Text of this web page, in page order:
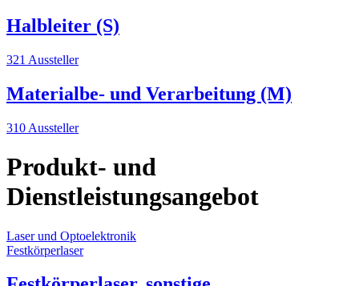
Halbleiter (S)
321 Aussteller
Materialbe- und Verarbeitung (M)
310 Aussteller
Produkt- und
Dienstleistungsangebot
Laser und Optoelektronik
Festkörperlaser